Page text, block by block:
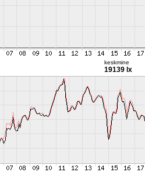
keskmine
19139 lx